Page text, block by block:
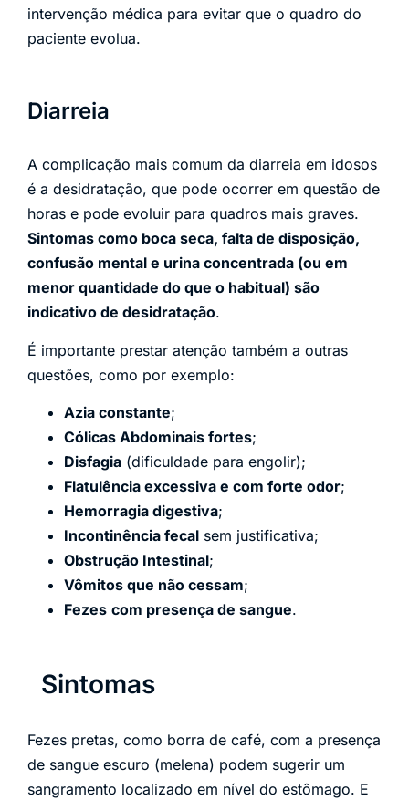
intervenção médica para evitar que o quadro do
paciente evolua.
Diarreia
A complicação mais comum da diarreia em idosos
é a desidratação, que pode ocorrer em questão de
horas e pode evoluir para quadros mais graves.
Sintomas como boca seca, falta de disposição,
confusão mental e urina concentrada (ou em
menor quantidade do que o habitual) são
indicativo de desidratação.
É importante prestar atenção também a outras
questões, como por exemplo:
Azia constante;
Cólicas Abdominais fortes;
Disfagia (dificuldade para engolir);
Flatulência excessiva e com forte odor;
Hemorragia digestiva;
Incontinência fecal sem justificativa;
Obstrução Intestinal;
Vômitos que não cessam;
Fezes com presença de sangue.
Sintomas
Fezes pretas, como borra de café, com a presença
de sangue escuro (melena) podem sugerir um
sangramento localizado em nível do estômago. E